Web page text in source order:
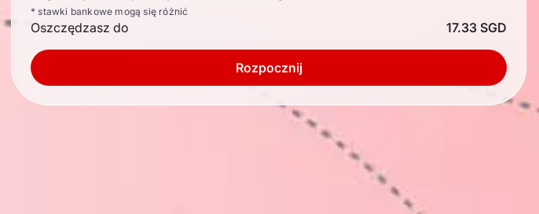
* stawki bankowe mogą się różnić
Oszczędzasz do 17.33 SGD
Rozpocznij